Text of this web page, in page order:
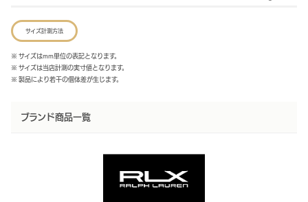
サイズ計測方法
※ サイズはmm単位の表記となります。
※ サイズは当店計測の実寸値となります。
※ 製品により若干の個体差が生じます。
ブランド商品一覧